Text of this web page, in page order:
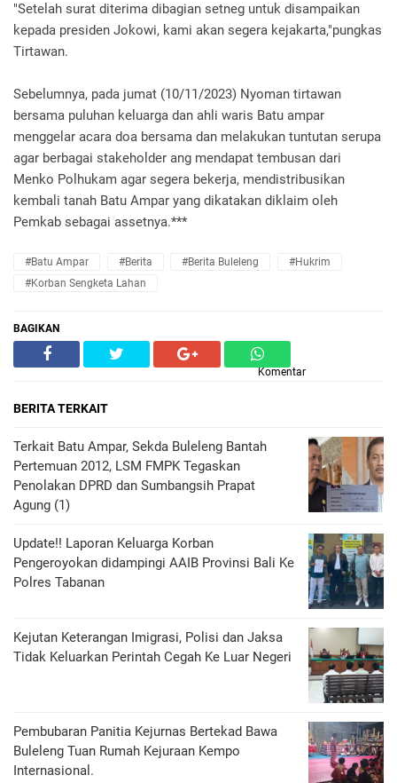
"Setelah surat diterima dibagian setneg untuk disampaikan
kepada presiden Jokowi, kami akan segera kejakarta,"pungkas
Tirtawan.
Sebelumnya, pada jumat (10/11/2023) Nyoman tirtawan
bersama puluhan keluarga dan ahli waris Batu ampar
menggelar acara doa bersama dan melakukan tuntutan serupa
agar berbagai stakeholder ang mendapat tembusan dari
Menko Polhukam agar segera bekerja, mendistribusikan
kembali tanah Batu Ampar yang dikatakan diklaim oleh
Pemkab sebagai assetnya.***
#Batu Ampar #Berita #Berita Buleleng
#Hukrim
#Korban Sengketa Lahan
BAGIKAN
Komentar
BERITA TERKAIT
Terkait Batu Ampar, Sekda Buleleng Bantah
Pertemuan 2012, LSM FMPK Tegaskan
Penolakan DPRD dan Sumbangsih Prapat
Agung (1)
Update!! Laporan Keluarga Korban
Pengeroyokan didampingi AAIB Provinsi Bali Ke
Polres Tabanan
Kejutan Keterangan Imigrasi, Polisi dan Jaksa
Tidak Keluarkan Perintah Cegah Ke Luar Negeri
Pembubaran Panitia Kejurnas Bertekad Bawa
Buleleng Tuan Rumah Kejuraan Kempo
Internasional.